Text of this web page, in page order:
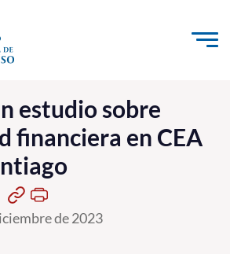
al contenido
e Innovación
Medio
estudio sobre
financiera en CEA
de 2023